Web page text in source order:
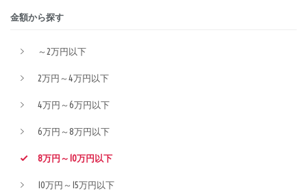
金額から探す
～2万円以下
2万円～4万円以下
4万円～6万円以下
6万円～8万円以下
8万円～10万円以下
10万円～15万円以下